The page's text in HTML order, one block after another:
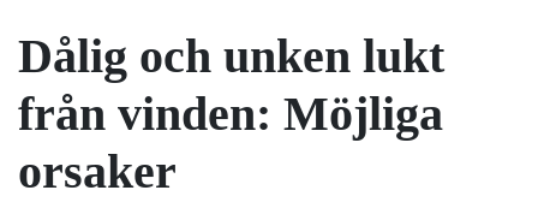
Dålig och unken lukt
från vinden: Möjliga
orsaker